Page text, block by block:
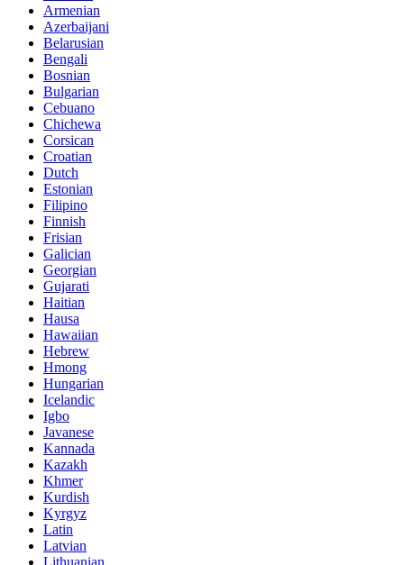
Armenian
Azerbaijani
Belarusian
Bengali
Bosnian
Bulgarian
Cebuano
Chichewa
Corsican
Croatian
Dutch
Estonian
Filipino
Finnish
Frisian
Galician
Georgian
Gujarati
Haitian
Hausa
Hawaiian
Hebrew
Hmong
Hungarian
Icelandic
Igbo
Javanese
Kannada
Kazakh
Khmer
Kurdish
Kyrgyz
Latin
Latvian
Lithuanian